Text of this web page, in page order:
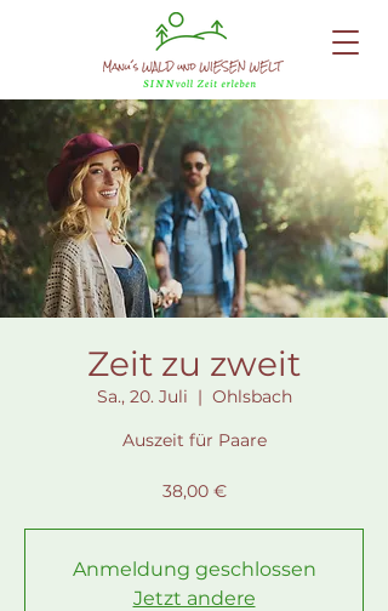
Zeit zu zweit
Sa., 20. Juli
  |
Ohlsbach
Auszeit für Paare
38,00 €
Anmeldung geschlossen
Jetzt andere